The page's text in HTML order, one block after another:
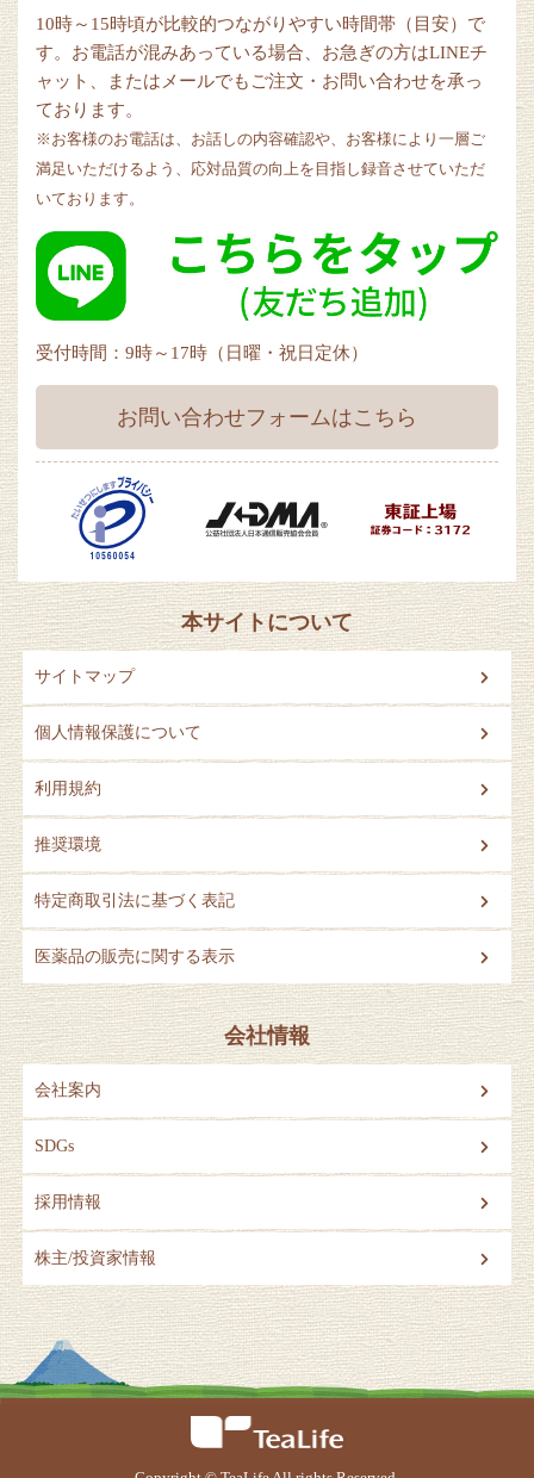
10時～15時頃が比較的つながりやすい時間帯（目安）で
す。お電話が混みあっている場合、お急ぎの方はLINEチ
ャット、またはメールでもご注文・お問い合わせを承っ
ております。
※お客様のお電話は、お話しの内容確認や、お客様により一層ご
満足いただけるよう、応対品質の向上を目指し録音させていただ
いております。
受付時間：9時～17時（日曜・祝日定休）
お問い合わせフォームはこちら
本サイトについて
サイトマップ
個人情報保護について
利用規約
推奨環境
特定商取引法に基づく表記
医薬品の販売に関する表示
会社情報
会社案内
SDGs
採用情報
株主/投資家情報